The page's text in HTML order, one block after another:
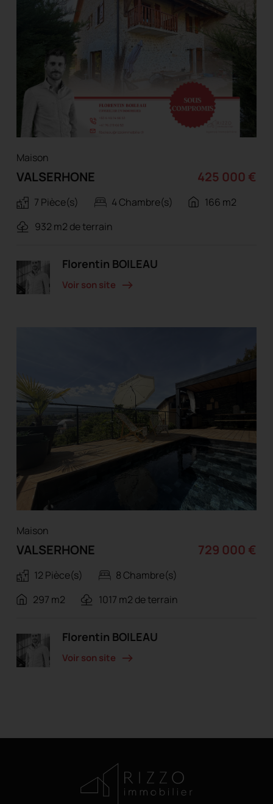
Maison
VALSERHONE 425 000 €
7 Pièce(s) 4 Chambre(s)
166 m2
932 m2 de terrain
Florentin BOILEAU
Voir son site
Maison
VALSERHONE 729 000 €
12 Pièce(s)
8 Chambre(s)
297 m2
1017 m2 de terrain
Florentin BOILEAU
Voir son site